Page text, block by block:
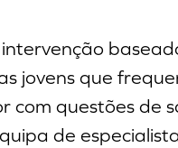
jovens que
com questões de
de